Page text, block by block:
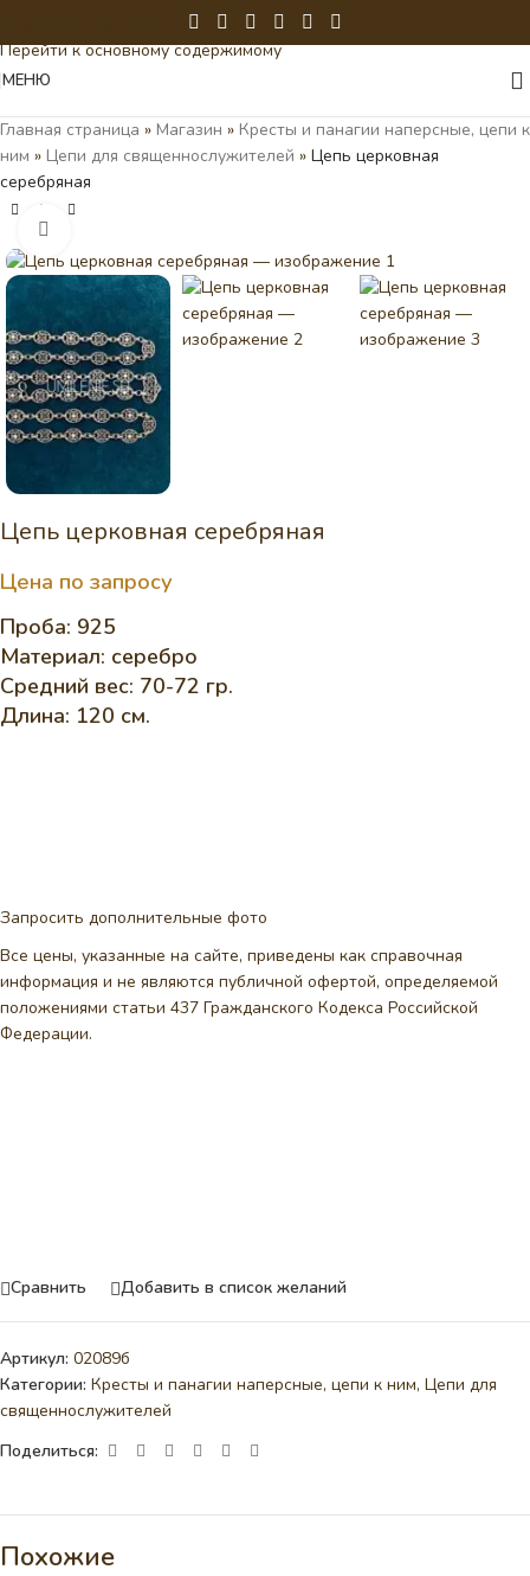
Перейти к основному содержимому
МЕНЮ
Главная страница » Магазин » Кресты и панагии наперсные, цепи к
ним » Цепи для священнослужителей » Цепь церковная
серебряная
Цепь церковная серебряная
Цена по запросу
Проба: 925
Материал: серебро
Средний вес: 70-72 гр.
Длина: 120 см.
Запросить дополнительные фото
Все цены, указанные на сайте, приведены как справочная
информация и не являются публичной офертой, определяемой
положениями статьи 437 Гражданского Кодекса Российской
Федерации.
Сравнить Добавить в список желаний
Артикул: 02089б
Категории: Кресты и панагии наперсные, цепи к ним, Цепи для
священнослужителей
Поделиться:
Похожие